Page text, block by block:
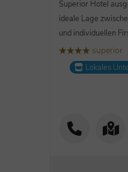
Superior Hotel
ideale Lage
und individuellen
țțțț superior
Lokales